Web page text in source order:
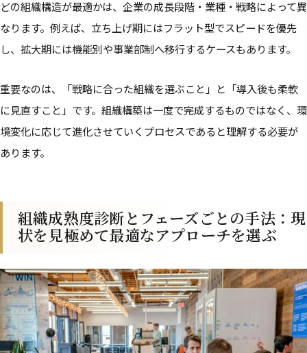
どの組織構造が最適かは、企業の成長段階・業種・戦略によって異
なります。例えば、立ち上げ期にはフラット型でスピードを優先
し、拡大期には機能別や事業部制へ移行するケースもあります。
重要なのは、「戦略に合った組織を選ぶこと」と「導入後も柔軟
に見直すこと」です。組織構築は一度で完成するものではなく、環
境変化に応じて進化させていくプロセスであると理解する必要が
あります。
組織成熟度診断とフェーズごとの手法：現
状を見極めて最適なアプローチを選ぶ